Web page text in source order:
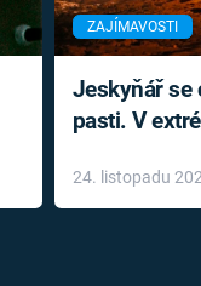
ZAJÍMAVOSTI
Jeskyňář se
pasti. V
24. listopadu